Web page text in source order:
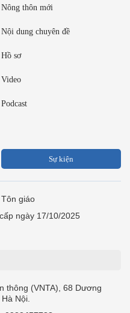
Nông thôn mới
Nội dung chuyên đề
Hồ sơ
Video
Podcast
Sự kiện
giáo
ngày 17/10/2025
thông (VNTA), 68 Dương
Nội.